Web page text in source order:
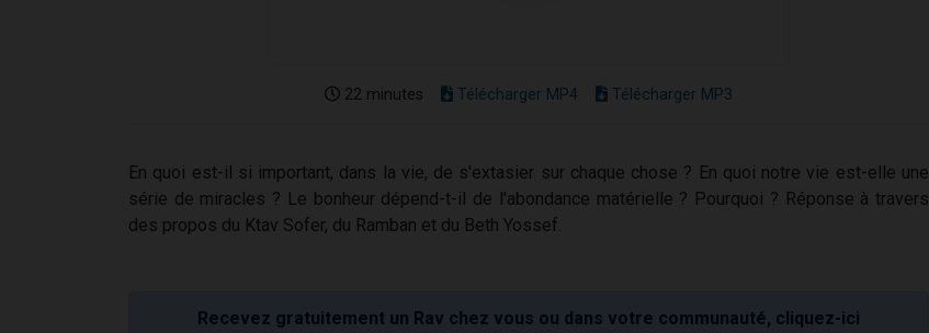
22 minutes Télécharger MP4 Télécharger MP3
En quoi est-il si important, dans la vie, de s'extasier sur chaque chose ? En quoi notre vie est-elle une
série de miracles ? Le bonheur dépend-t-il de l'abondance matérielle ? Pourquoi ? Réponse à travers
des propos du Ktav Sofer, du Ramban et du Beth Yossef.
Recevez gratuitement un Rav chez vous ou dans votre communauté, cliquez-ici